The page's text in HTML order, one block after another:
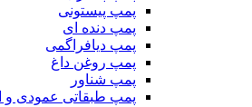
پمپ پیستونی
پمپ دنده ای
پمپ دیافراگمی
پمپ روغن داغ
پمپ شناور
پمپ طبقاتی عمودی و